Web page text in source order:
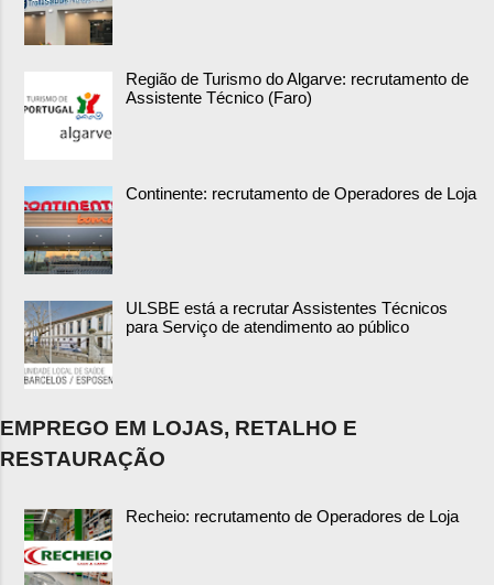
Região de Turismo do Algarve: recrutamento de
Assistente Técnico (Faro)
Continente: recrutamento de Operadores de Loja
ULSBE está a recrutar Assistentes Técnicos
para Serviço de atendimento ao público
EMPREGO EM LOJAS, RETALHO E
RESTAURAÇÃO
Recheio: recrutamento de Operadores de Loja